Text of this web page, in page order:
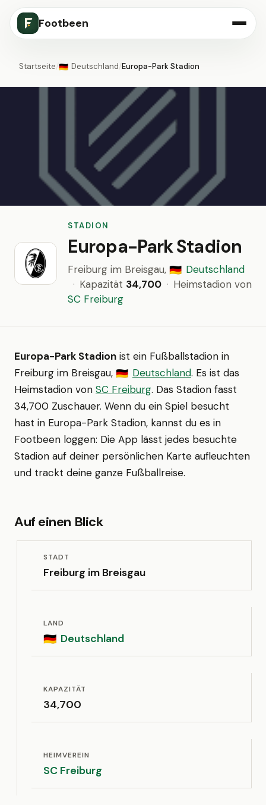
Footbeen
Startseite/🇩🇪 Deutschland/Europa-Park Stadion
STADION
Europa-Park Stadion
Freiburg im Breisgau, 🇩🇪 Deutschland
· Kapazität 34,700 · Heimstadion von
SC Freiburg
Europa-Park Stadion ist ein Fußballstadion in
Freiburg im Breisgau, 🇩🇪 Deutschland. Es ist das
Heimstadion von SC Freiburg. Das Stadion fasst
34,700 Zuschauer. Wenn du ein Spiel besucht
hast in Europa-Park Stadion, kannst du es in
Footbeen loggen: Die App lässt jedes besuchte
Stadion auf deiner persönlichen Karte aufleuchten
und trackt deine ganze Fußballreise.
Auf einen Blick
STADT
Freiburg im Breisgau
LAND
🇩🇪 Deutschland
KAPAZITÄT
34,700
HEIMVEREIN
SC Freiburg